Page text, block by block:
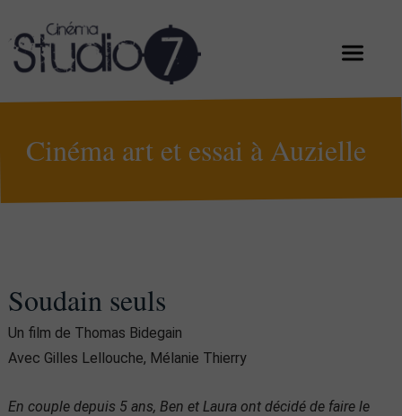
Cinéma art et essai à Auzielle
Soudain seuls
Un film de Thomas Bidegain
Avec Gilles Lellouche, Mélanie Thierry
En couple depuis 5 ans, Ben et Laura ont décidé de faire le